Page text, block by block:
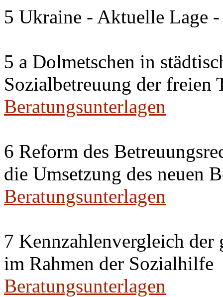
5 Ukraine - Aktuelle Lage
5 a Dolmetschen in
Sozialbetreuung der freien
Beratungsunterlagen
6 Reform des
die Umsetzung des neuen
Beratungsunterlagen
7 Kennzahlenvergleich
im Rahmen der Sozialhilfe
Beratungsunterlagen